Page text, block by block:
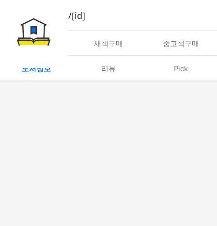
book/rent/[id]
대여 새책구매 중고책구매
도서정보 리뷰 Pick